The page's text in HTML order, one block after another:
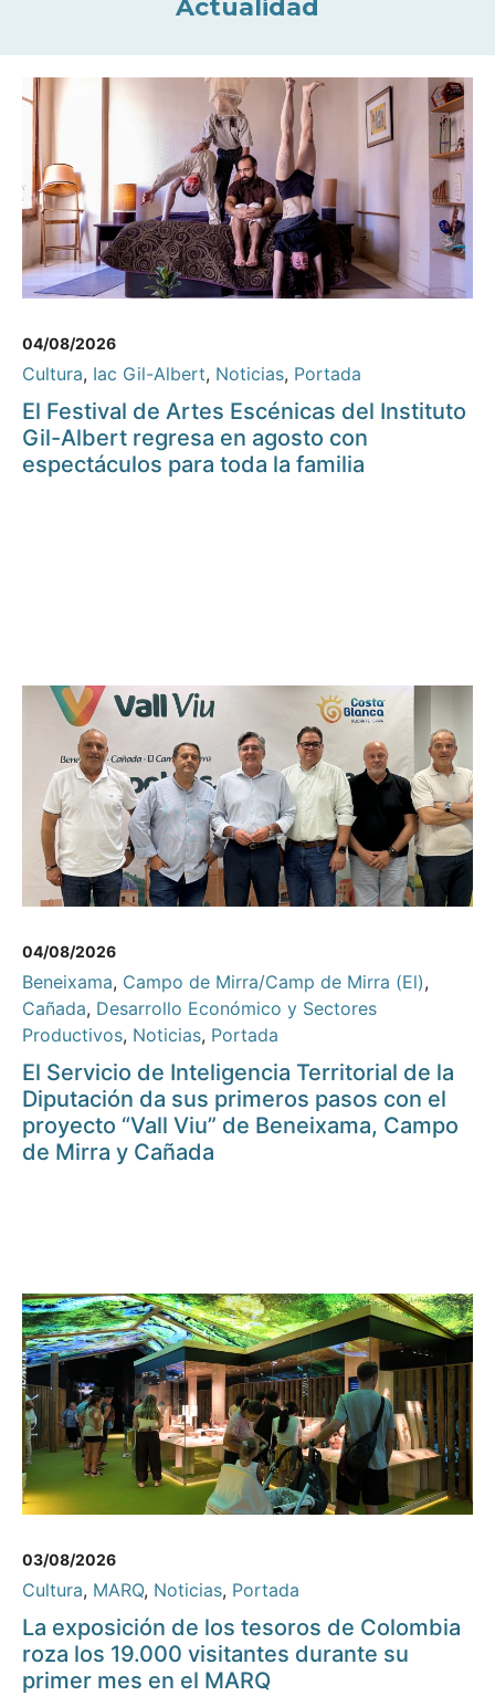
Actualidad
04/08/2026
Cultura, Iac Gil-Albert, Noticias, Portada
El Festival de Artes Escénicas del Instituto
Gil-Albert regresa en agosto con
espectáculos para toda la familia
04/08/2026
Beneixama, Campo de Mirra/Camp de Mirra (El),
Cañada, Desarrollo Económico y Sectores
Productivos, Noticias, Portada
El Servicio de Inteligencia Territorial de la
Diputación da sus primeros pasos con el
proyecto “Vall Viu” de Beneixama, Campo
de Mirra y Cañada
03/08/2026
Cultura, MARQ, Noticias, Portada
La exposición de los tesoros de Colombia
roza los 19.000 visitantes durante su
primer mes en el MARQ